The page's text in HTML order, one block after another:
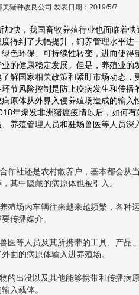
美猪种改良公司 发表日期：2019/5/7
，我国畜牧养殖行业也面临着快
得到了大幅提升，饲养管理水平进
色环保、可持续性转变，进而使得
的健康稳定发展。但是，养殖业的
解国家相关政策和紧盯市场动态，
节风险控制是防止疫病发生和传播
原体从外界入侵养殖场造成的输入
年爆发非洲猪瘟疫情以后，如何
养殖管理人员和驻场兽医等人员深
社还是农村散养户，基本都会从
其中隐藏的病原体也被引入。
场内车辆往来越来越频繁，各种
传播媒介。
等人员及其所携带的工具、产品
面的病原体输入进养殖场。
出没以及其他能够携带和传播病
入载体。